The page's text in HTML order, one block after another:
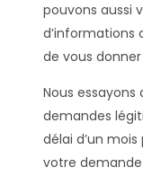
pouvons aussi
de vous
Nous
demandes
délai d’un
votre